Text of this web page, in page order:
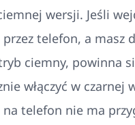
wersji. Jeśli
telefon, a masz
ciemny, powinna
włączyć w czarnej
na telefon nie ma